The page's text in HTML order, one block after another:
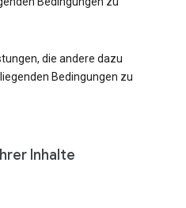
die andere dazu
Bedingungen zu
Inhalte